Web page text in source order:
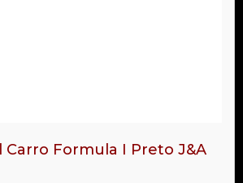
Carro Formula I Preto J&A